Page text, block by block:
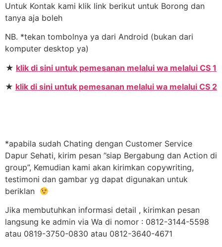
Untuk Kontak kami klik link berikut untuk Borong dan
tanya aja boleh
NB. *tekan tombolnya ya dari Android (bukan dari
komputer desktop ya)
★ klik di sini untuk pemesanan melalui wa melalui CS 1
★ klik di sini untuk pemesanan melalui wa melalui CS 2
*apabila sudah Chating dengan Customer Service
Dapur Sehati, kirim pesan ”siap Bergabung dan Action di
group”, Kemudian kami akan kirimkan copywriting,
testimoni dan gambar yg dapat digunakan untuk
beriklan
Jika membutuhkan informasi detail , kirimkan pesan
langsung ke admin via Wa di nomor : 0812-3144-5598
atau 0819-3750-0830 atau 0812-3640-4671